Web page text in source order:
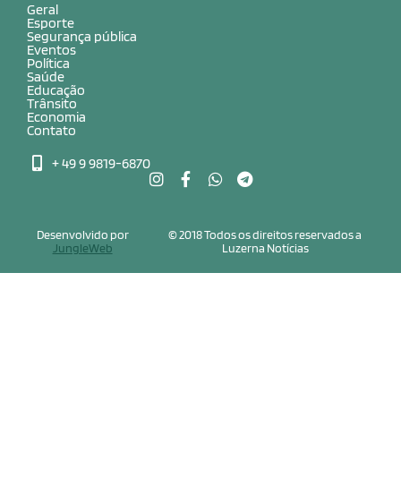
Geral
Esporte
Segurança pública
Eventos
Política
Saúde
Educação
Trânsito
Economia
Contato
+ 49 9 9819-6870
© 2018 Todos os direitos reservados a
Luzerna Notícias
Desenvolvido por
JungleWeb